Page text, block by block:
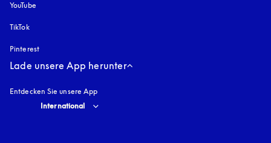
YouTube
TikTok
Pinterest
Lade unsere App herunter
Entdecken Sie unsere App
Select country and language
International